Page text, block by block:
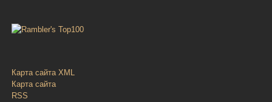
Карта сайта XML
Карта сайта
RSS